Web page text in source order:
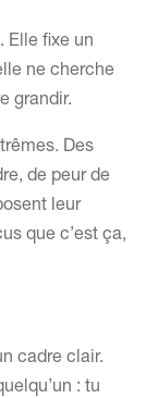
Elle fixe un
ne cherche
grandir.
Des
de peur de
leur
que c’est ça,
cadre clair.
: tu